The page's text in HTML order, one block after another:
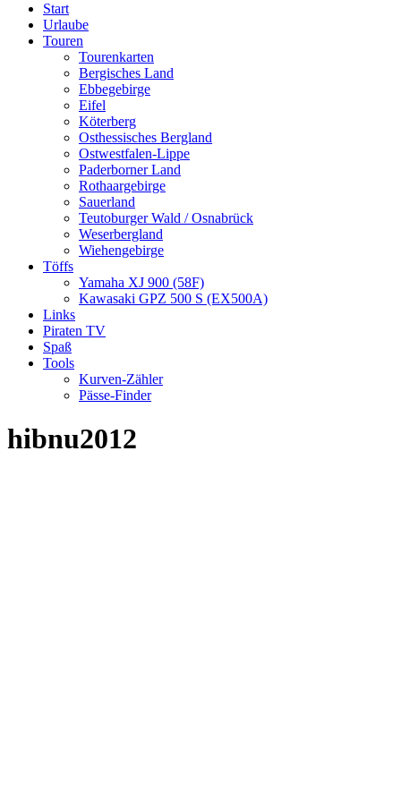
page
opens
page
opens
page
opens
Start
Urlaube
Touren
Tourenkarten
Bergisches Land
Ebbegebirge
Eifel
Köterberg
Osthessisches Bergland
Ostwestfalen-Lippe
Paderborner Land
Rothaargebirge
Sauerland
Teutoburger Wald / Osnabrück
Weserbergland
Wiehengebirge
Töffs
Yamaha XJ 900 (58F)
Kawasaki GPZ 500 S (EX500A)
Links
Piraten TV
Spaß
Tools
Kurven-Zähler
Pässe-Finder
hibnu2012